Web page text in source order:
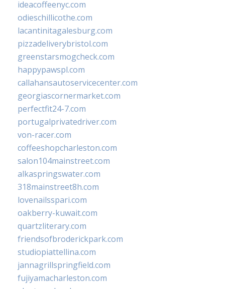
ideacoffeenyc.com
odieschillicothe.com
lacantinitagalesburg.com
pizzadeliverybristol.com
greenstarsmogcheck.com
happypawspl.com
callahansautoservicecenter.com
georgiascornermarket.com
perfectfit24-7.com
portugalprivatedriver.com
von-racer.com
coffeeshopcharleston.com
salon104mainstreet.com
alkaspringswater.com
318mainstreet8h.com
lovenailsspari.com
oakberry-kuwait.com
quartzliterary.com
friendsofbroderickpark.com
studiopiattellina.com
jannagrillspringfield.com
fujiyamacharleston.com